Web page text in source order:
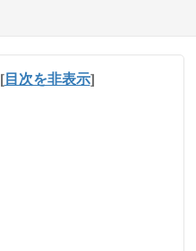
[目次を非表示]